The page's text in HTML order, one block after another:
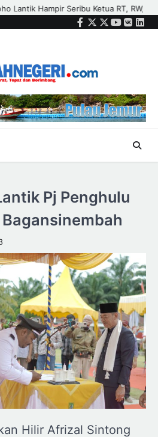
Wisma di Tujuh Kecamatan
Facebook
Twitter
Instagram
Youtube
VK
Pj Penghulu
Hilir Afrizal Sintong